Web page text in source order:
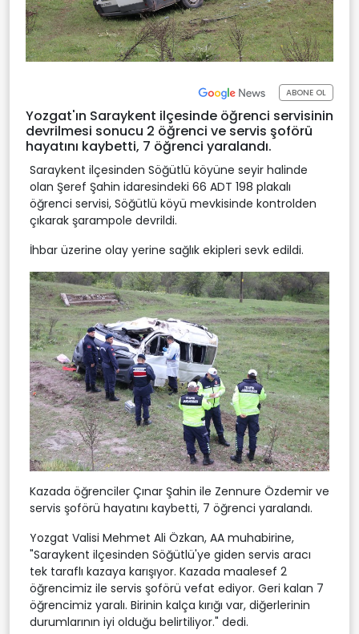
ABONE OL
Yozgat'ın Saraykent ilçesinde öğrenci servisinin
devrilmesi sonucu 2 öğrenci ve servis şoförü
hayatını kaybetti, 7 öğrenci yaralandı.
Saraykent ilçesinden Söğütlü köyüne seyir halinde
olan Şeref Şahin idaresindeki 66 ADT 198 plakalı
öğrenci servisi, Söğütlü köyü mevkisinde kontrolden
çıkarak şarampole devrildi.
İhbar üzerine olay yerine sağlık ekipleri sevk edildi.
Kazada öğrenciler Çınar Şahin ile Zennure Özdemir ve
servis şoförü hayatını kaybetti, 7 öğrenci yaralandı.
Yozgat Valisi Mehmet Ali Özkan, AA muhabirine,
"Saraykent ilçesinden Söğütlü'ye giden servis aracı
tek taraflı kazaya karışıyor. Kazada maalesef 2
öğrencimiz ile servis şoförü vefat ediyor. Geri kalan 7
öğrencimiz yaralı. Birinin kalça kırığı var, diğerlerinin
durumlarının iyi olduğu belirtiliyor." dedi.